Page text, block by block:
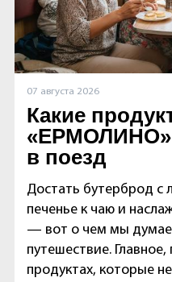
07 августа 2026
Какие
«ЕРМОЛИНО»
в поезд
Достать бутерброд с
печенье к чаю и
— вот о чем мы
путешествие.
продуктах, которые